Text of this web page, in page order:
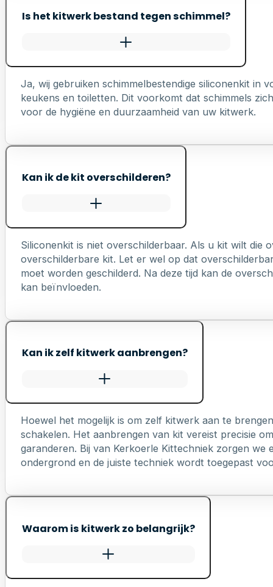
Is het kitwerk bestand tegen schimmel?
Ja, wij gebruiken schimmelbestendige siliconenkit in
keukens en toiletten. Dit voorkomt dat schimmels
voor de hygiëne en duurzaamheid van uw kitwerk.
Kan ik de kit overschilderen?
Siliconenkit is niet overschilderbaar. Als u kit wilt die
overschilderbare kit. Let er wel op dat
moet worden geschilderd. Na deze tijd kan de
kan beïnvloeden.
Kan ik zelf kitwerk aanbrengen?
Hoewel het mogelijk is om zelf kitwerk aan te
schakelen. Het aanbrengen van kit vereist precisie
garanderen. Bij van Kerkoerle Kittechniek zorgen
ondergrond en de juiste techniek wordt toegepast
Waarom is kitwerk zo belangrijk?